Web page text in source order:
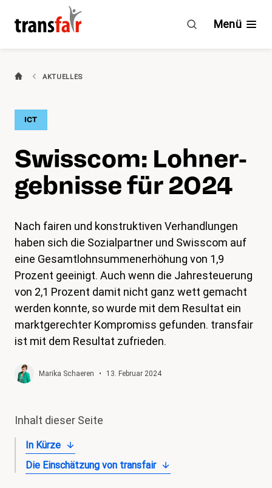
Lohnergebnisse
2024
Aktuelles
Agenda
magazin
Shop
Kontakt
Meine Lehre. Meine Rechte
Branchen
Engagement
Über transfair
Mitgliedervorteile
Menü
AKTUELLES
ICT
Swisscom: Loh­ner­
geb­nisse für 2024
Nach fairen und konstruktiven Verhandlungen
haben sich die Sozialpartner und Swisscom auf
eine Gesamtlohnsummenerhöhung von 1,9
Prozent geeinigt. Auch wenn die Jahresteuerung
von 2,1 Prozent damit nicht ganz wett gemacht
werden konnte, so wurde mit dem Resultat ein
marktgerechter Kompromiss gefunden. transfair
ist mit dem Resultat zufrieden.
Marika Schaeren • 13. Februar 2024
Inhalt dieser Seite
In Kürze
Die Einschätzung von transfair